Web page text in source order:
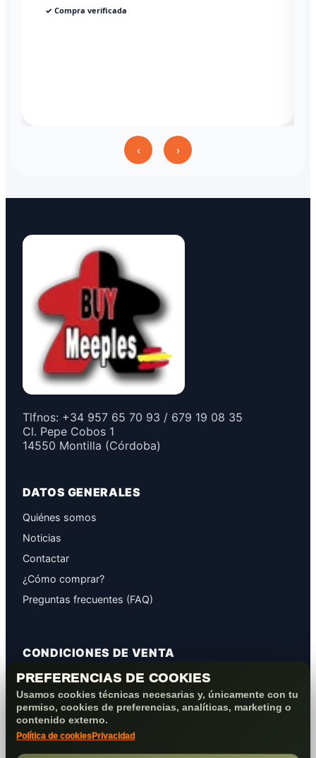
PREFERENCIAS DE COOKIES
Usamos cookies técnicas necesarias y, únicamente con tu
permiso, cookies de preferencias, analíticas, marketing o
contenido externo.
Política de cookies Privacidad
‹
✓ Compra verificada
›
Tlfnos: +34 957 65 70 93 / 679 19 08 35
Cl. Pepe Cobos 1
14550 Montilla (Córdoba)
DATOS GENERALES
Quiénes somos
Noticias
Contactar
¿Cómo comprar?
Preguntas frecuentes (FAQ)
CONDICIONES DE VENTA
GARANTÍAS
PROTECCIÓN DE DATOS
COOKIES+PRIVACIDAD
FORMAS DE PAGO